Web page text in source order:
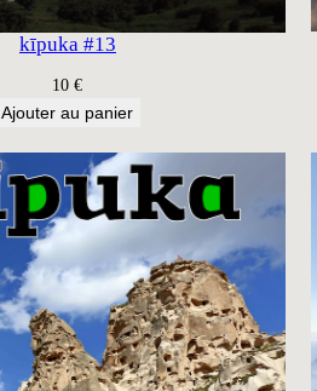
kīpuka #13
10€
Ajouter au panier